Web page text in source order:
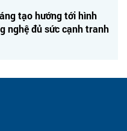
tạo hướng tới hình
nghệ đủ sức cạnh tranh